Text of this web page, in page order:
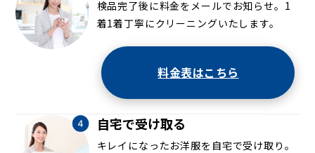
検品完了後に料金をメールでお知らせ。1
着1着丁寧にクリーニングいたします。
料金表はこちら
自宅で受け取る
キレイになったお洋服を自宅で受け取り。